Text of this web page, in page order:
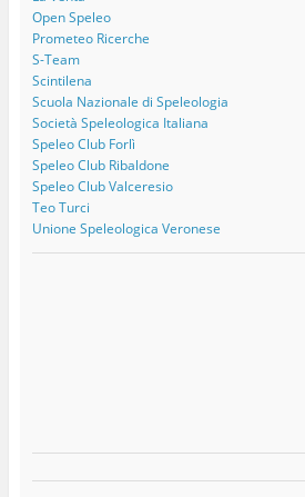
Open Speleo
Prometeo Ricerche
S-Team
Scintilena
Scuola Nazionale di Speleologia
Società Speleologica Italiana
Speleo Club Forlì
Speleo Club Ribaldone
Speleo Club Valceresio
Teo Turci
Unione Speleologica Veronese